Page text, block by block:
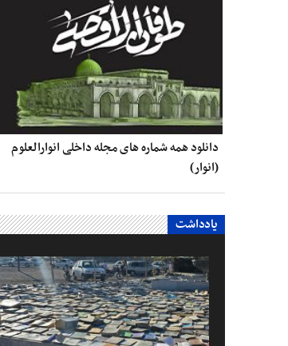
دانلود همه شماره های مجله داخلی انوارالعلوم
(انوار)
یادداشت